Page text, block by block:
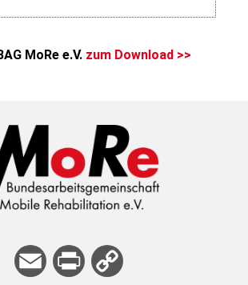
MoRe e.V. zum Download >>
E
Pri